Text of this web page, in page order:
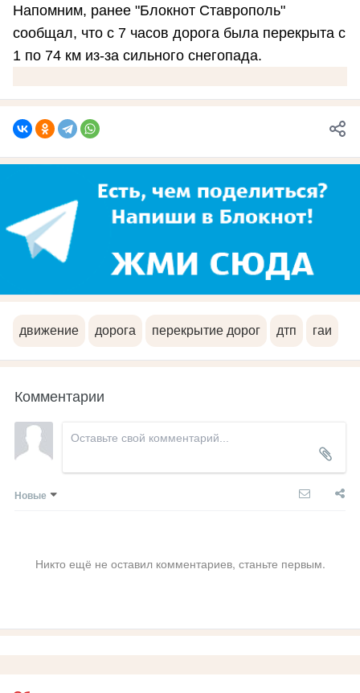
Напомним, ранее "Блокнот Ставрополь"
сообщал, что с 7 часов дорога была перекрыта с
1 по 74 км из-за сильного снегопада.
движение дорога перекрытие дорог дтп гаи
Комментарии
Новые
Никто ещё не оставил комментариев, станьте первым.